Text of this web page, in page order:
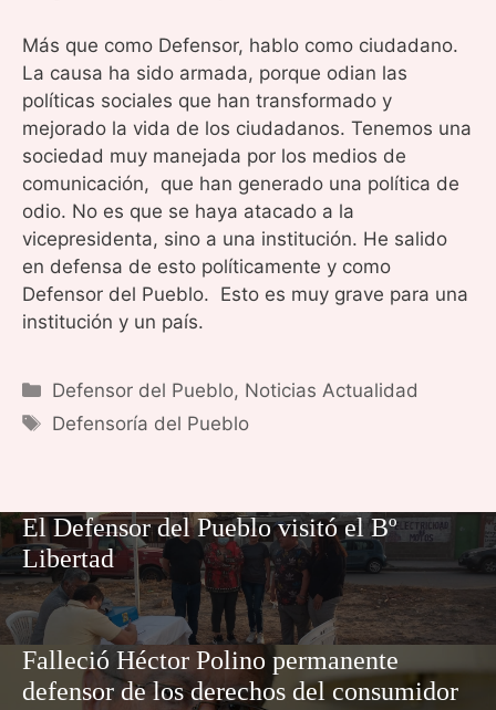
Más que como Defensor, hablo como ciudadano.
La causa ha sido armada, porque odian las
políticas sociales que han transformado y
mejorado la vida de los ciudadanos. Tenemos una
sociedad muy manejada por los medios de
comunicación, que han generado una política de
odio. No es que se haya atacado a la
vicepresidenta, sino a una institución. He salido
en defensa de esto políticamente y como
Defensor del Pueblo. Esto es muy grave para una
institución y un país.
Categorías
Defensor del Pueblo, Noticias Actualidad
Etiquetas
Defensoría del Pueblo
El Defensor del Pueblo visitó el Bº
Libertad
Falleció Héctor Polino permanente
defensor de los derechos del consumidor